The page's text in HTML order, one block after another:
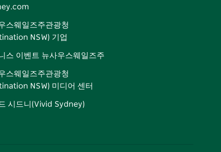
스웨일즈주관광청
NSW) 기업
스 이벤트 뉴사우스웨일즈주
스웨일즈주관광청
NSW) 미디어 센터
시드니(Vivid Sydney)